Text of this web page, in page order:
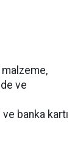
malzeme,
ve
banka kartı